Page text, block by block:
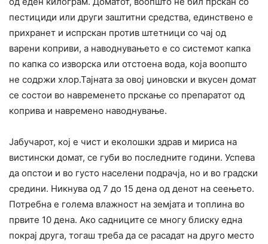
пестициди или други заштитни средства, единствено е
прихранет и испрскан против штетници со чај од
варени коприви, а наводнувањето е со системот капка
по капка со изворска или отстоена вода, која воопшто
не содржи хлор.Тајната за овој џиновски и вкусен домат
се состои во навременето прскање со препаратот од
коприва и навремено наводнување.
Јабучарот, кој е чист и еколошки здрав и мириса на
вистински домат, се губи во последните години. Успева
да опстои и во густо населени подрачја, но и во градски
средини. Никнува од 7 до 15 дена од денот на сеењето.
Потребна е голема влажност на земјата и топлина во
првите 10 дена. Ако садниците се многу блиску една
покрај друга, тогаш треба да се расадат на друго место